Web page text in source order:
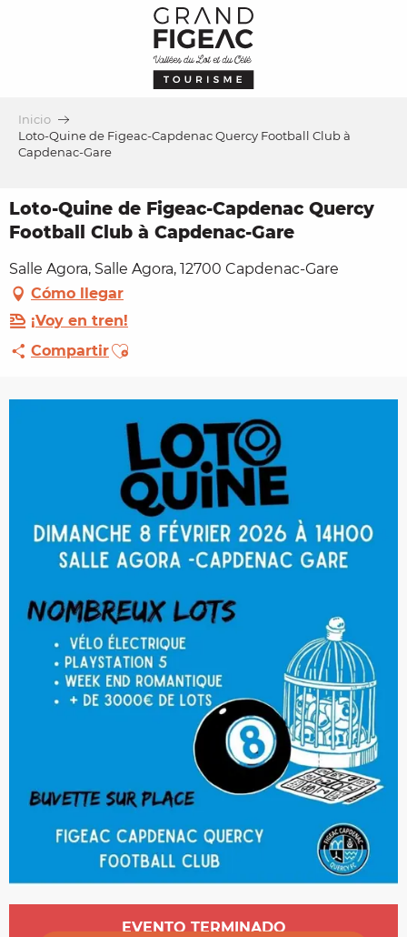
Inicio
Loto-Quine de Figeac-Capdenac Quercy Football Club à
Capdenac-Gare
Loto-Quine de Figeac-Capdenac Quercy
Football Club à Capdenac-Gare
Salle Agora, Salle Agora, 12700 Capdenac-Gare
Cómo llegar
¡Voy en tren!
CompartirAjouter aux favoris
Horarios y datos de contacto
EVENTO TERMINADO